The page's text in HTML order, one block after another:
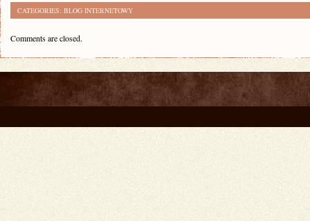
CATEGORIES: BLOG INTERNETOWY
Comments are closed.